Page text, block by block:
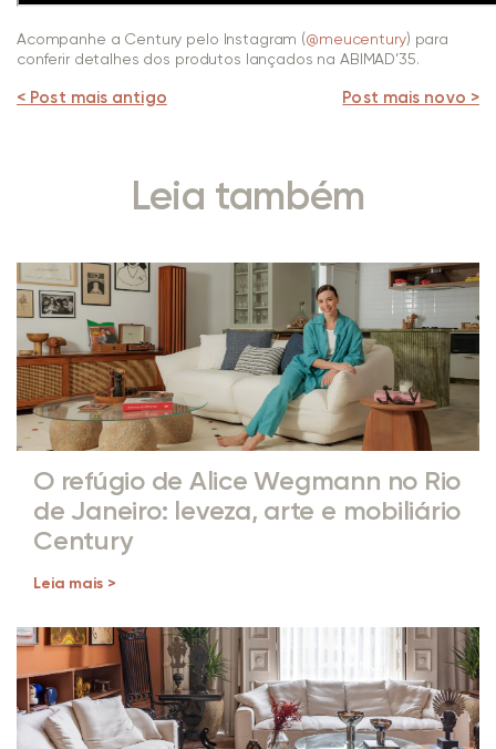
Acompanhe a Century pelo Instagram (@meucentury) para
conferir detalhes dos produtos lançados na ABIMAD’35.
< Post mais antigo Post mais novo >
Leia também
O refúgio de Alice Wegmann no Rio
de Janeiro: leveza, arte e mobiliário
Century
Leia mais >